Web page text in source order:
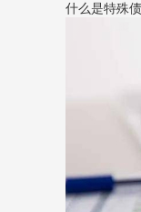
什么是特殊